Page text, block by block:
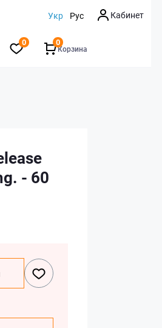
Укр Рус Кабинет
0
Корзина
0
- 60